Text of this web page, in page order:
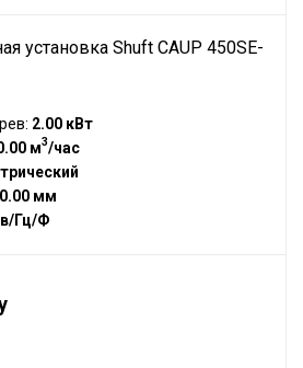
установка Shuft CAUP 450SE-
2.00 кВт
м3/час
мм
Гц/Ф